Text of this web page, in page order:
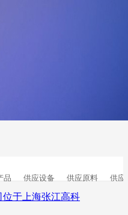
品 供应设备 供应原料 供应
位于上海张江高科